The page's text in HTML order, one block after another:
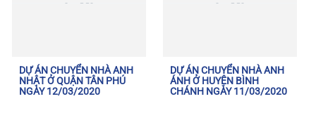
DỰ ÁN CHUYỂN NHÀ ANH
NHẬT Ở QUẬN TÂN PHÚ
NGÀY 12/03/2020
DỰ ÁN CHUYỂN NHÀ ANH
ÁNH Ở HUYỆN BÌNH
CHÁNH NGÀY 11/03/2020